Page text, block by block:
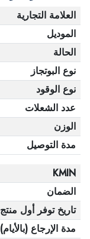
العلامة التجارية
الموديل
الحالة
نوع البوتجاز
نوع الوقود
عدد الشعلات
الوزن
مدة التوصيل
KMIN
الضمان
تاريخ توفر أول منتج
مدة الإرجاع (بالأيام)